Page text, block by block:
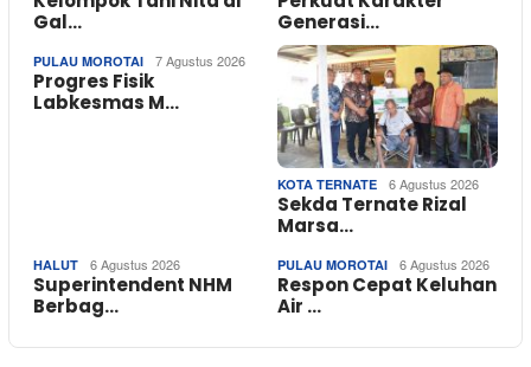
Gal…
Generasi…
PULAU MOROTAI 7 Agustus 2026
Progres Fisik
Labkesmas M…
KOTA TERNATE 6 Agustus 2026
Sekda Ternate Rizal
Marsa…
HALUT 6 Agustus 2026
Superintendent NHM
Berbag…
PULAU MOROTAI 6 Agustus 2026
Respon Cepat Keluhan
Air …